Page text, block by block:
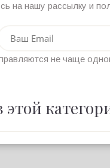
на нашу рассылку и
не чаще
этой